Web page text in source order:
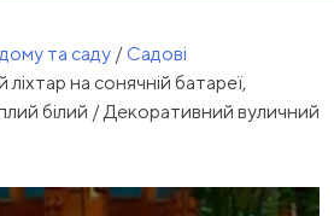
та саду /Садові
на сонячній батареї,
білий / Декоративний вуличний